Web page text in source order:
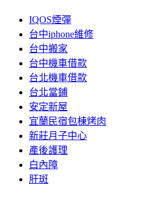
IQOS煙彈
台中iphone維修
台中搬家
台中機車借款
台北機車借款
台北當鋪
安定新屋
宜蘭民宿包棟烤肉
新莊月子中心
產後護理
白內障
肝斑